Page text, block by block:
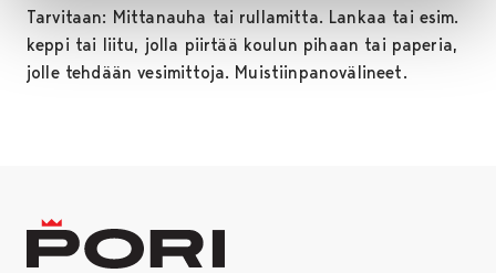
Tarvitaan: Mittanauha tai rullamitta. Lankaa tai esim.
keppi tai liitu, jolla piirtää koulun pihaan tai paperia,
jolle tehdään vesimittoja. Muistiinpanovälineet.